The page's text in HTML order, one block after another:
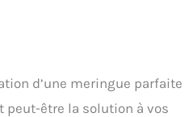
d’une meringue parfaite
peut-être la solution à vos